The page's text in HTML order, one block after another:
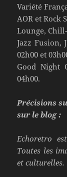
Variété
AOR et Rock
Lounge,
Jazz Fusion,
02h00 et
Good Night
04h00.
Précisions
sur le blog :
Echoretro
Toutes les
et culturelles.